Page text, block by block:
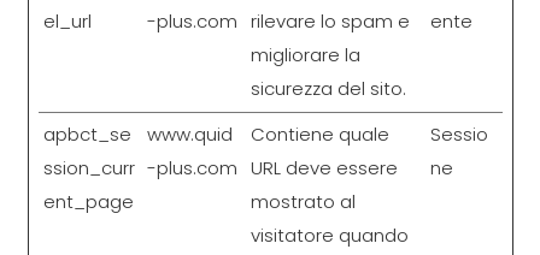
el_url
-plus.com rilevare lo spam e
migliorare la
sicurezza del sito.
ente
apbct_se
ssion_curr
ent_page
www.quid
-plus.com
Contiene quale
URL deve essere
mostrato al
visitatore quando
Sessio
ne